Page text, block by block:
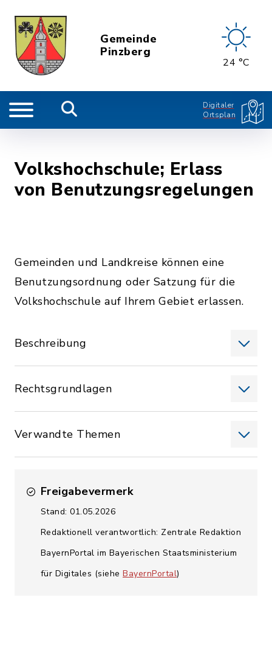
Gemeinde
Pinzberg
24 °C
Digitaler
Ortsplan
Volkshochschule; Erlass
von Benutzungsregelungen
Gemeinden und Landkreise können eine
Benutzungsordnung oder Satzung für die
Volkshochschule auf Ihrem Gebiet erlassen.
Beschreibung
Rechtsgrundlagen
Verwandte Themen
Freigabevermerk
Stand: 01.05.2026
Redaktionell verantwortlich: Zentrale Redaktion
BayernPortal im Bayerischen Staatsministerium
für Digitales (siehe BayernPortal)